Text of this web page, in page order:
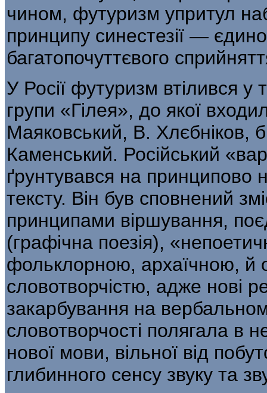
чином, футуризм упритул
принципу синесте­зії —
багатопочуттєвого
У Росії футуризм втілився у
групи «Гілея», до якої
Маяковський, В. Хлєбніков,
Каменський. Російський
ґрунтувався на принципово
тексту. Він був сповнений
принци­пами віршування,
(графічна по­езія),
фольклорною, архаїч­ною,
словотворчістю, адже нові
закарбування на
словотворчості полягала в
нової мови, вільної від
глибинного сенсу звуку та